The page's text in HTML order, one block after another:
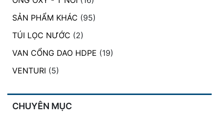
SẢN PHẨM KHÁC (95)
TÚI LỌC NƯỚC (2)
VAN CỔNG DAO HDPE (19)
VENTURI (5)
CHUYÊN MỤC